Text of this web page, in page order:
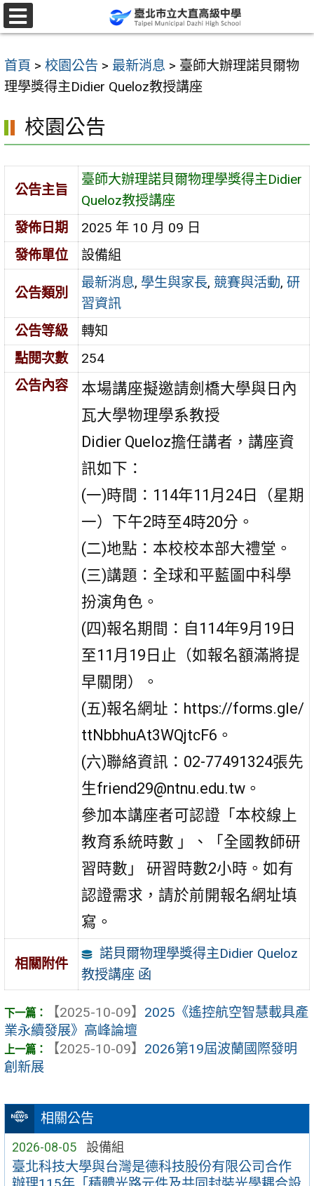
跳
至
要
內
區
首頁 > 校園公告 > 最新消息 > 臺師大辦理諾貝爾物
理學獎得主Didier Queloz教授講座
相關公告
2026-08-05 設備組
臺北科技大學與台灣是德科技股份有限公司合作
校園公告
公告主旨
臺師大辦理諾貝爾物理學獎得主Didier
Queloz教授講座
發佈日期
2025 年 10 月 09 日
發佈單位
設備組
公告類別
最新消息, 學生與家長, 競賽與活動,研
習資訊
公告等級
轉知
點閱次數
254
公告內容
本場講座擬邀請劍橋大學與日內
瓦大學物理學系教授
Didier Queloz擔任講者，講座資
訊如下：
(一)時間：114年11月24日（星期
一）下午2時至4時20分。
(二)地點：本校校本部大禮堂。
(三)講題：全球和平藍圖中科學
扮演角色。
(四)報名期間：自114年9月19日
至11月19日止（如報名額滿將提
早關閉）。
(五)報名網址：https://forms.gle/
ttNbbhuAt3WQjtcF6。
(六)聯絡資訊：02-77491324張先
生friend29@ntnu.edu.tw。
參加本講座者可認證「本校線上
教育系統時數 」、「全國教師研
習時數」 研習時數2小時。如有
認證需求，請於前開報名網址填
寫。
相關附件
諾貝爾物理學獎得主Didier Queloz
教授講座 函
【2025-10-09】 2025《遙控航空智慧載具產
業永續發展》高峰論壇
【2025-10-09】 2026第19屆波蘭國際發明
創新展
選
單